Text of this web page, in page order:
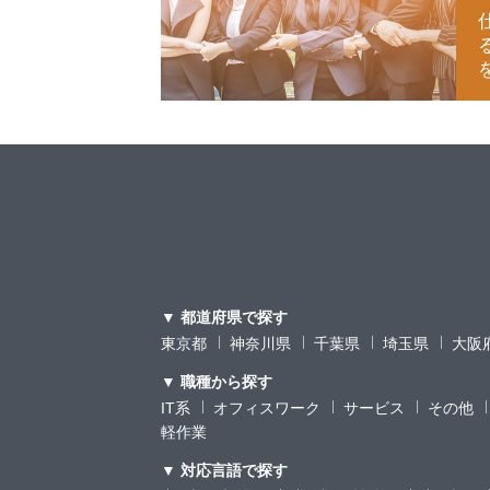
▼ 都道府県で探す
東京都
神奈川県 千葉県 埼玉県 大阪
▼ 職種から探す
IT系
オフィスワーク サービス
その他
軽作業
▼ 対応言語で探す